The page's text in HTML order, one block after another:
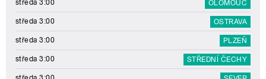
středa 3:00 OLOMOUC
středa 3:00 OSTRAVA
středa 3:00 PLZEŇ
středa 3:00 STŘEDNÍ ČECHY